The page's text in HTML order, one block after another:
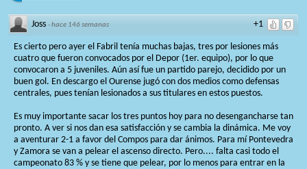
+1
Joss ·hace 146 semanas
Es cierto pero ayer el Fabril tenía muchas bajas, tres por lesiones más
cuatro que fueron convocados por el Depor (1er. equipo), por lo que
convocaron a 5 juveniles. Aún así fue un partido parejo, decidido por un
buen gol. En descargo el Ourense jugó con dos medios como defensas
centrales, pues tenían lesionados a sus titulares en estos puestos.
Es muy importante sacar los tres puntos hoy para no desengancharse tan
pronto. A ver si nos dan esa satisfacción y se cambia la dinámica. Me voy
a aventurar 2-1 a favor del Compos para dar ánimos. Para mí Pontevedra
y Zamora se van a pelear el ascenso directo. Pero.... falta casi todo el
campeonato 83 % y se tiene que pelear, por lo menos para entrar en la